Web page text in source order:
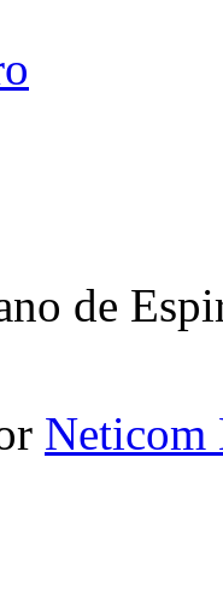
de
Neticom